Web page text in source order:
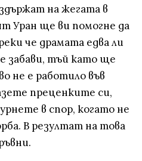
на жегата в
Уран ще ви помогне да
че драмата едва ли
забави, тъй като ще
не е работило във
преценките си,
в спор, когато не
В резултат на това